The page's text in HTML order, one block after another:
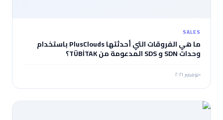
SALES
ما هي الفروقات التي أحدثتها PlusClouds باستخدام
وحدات SDN و SDS المدعومة من TÜBİTAK؟
نوفمبر ٢٠٢١